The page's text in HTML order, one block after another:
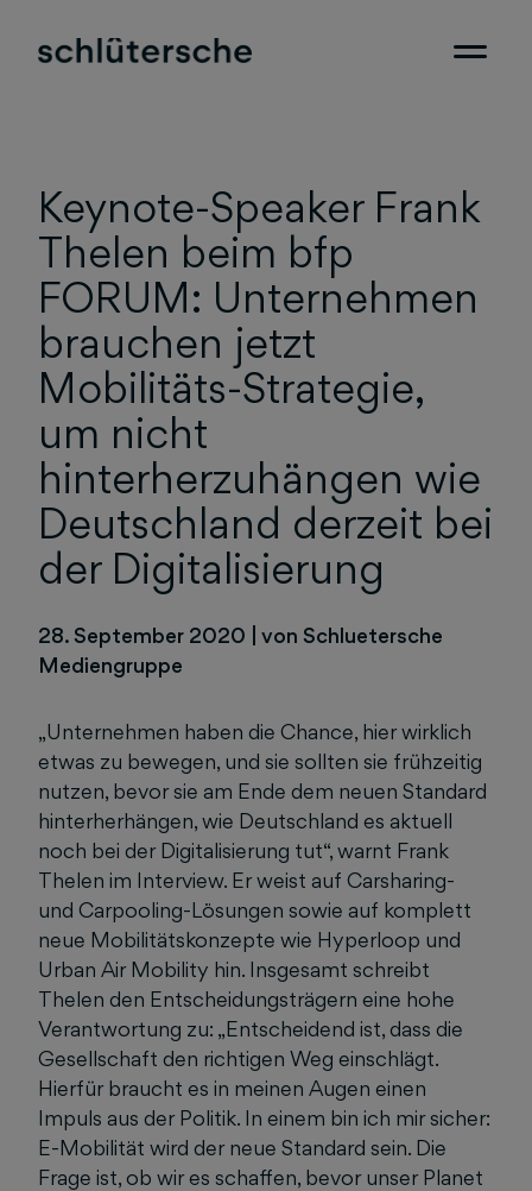
Keynote-Speaker Frank
Thelen beim bfp
FORUM: Unternehmen
brauchen jetzt
Mobilitäts-Strategie,
um nicht
hinterherzuhängen wie
Deutschland derzeit bei
der Digitalisierung
28. September 2020
von Schluetersche
Mediengruppe
„Unternehmen haben die Chance, hier wirklich
etwas zu bewegen, und sie sollten sie frühzeitig
nutzen, bevor sie am Ende dem neuen Standard
hinterherhängen, wie Deutschland es aktuell
noch bei der Digitalisierung tut“, warnt Frank
Thelen im Interview. Er weist auf Carsharing-
und Carpooling-Lösungen sowie auf komplett
neue Mobilitätskonzepte wie Hyperloop und
Urban Air Mobility hin. Insgesamt schreibt
Thelen den Entscheidungsträgern eine hohe
Verantwortung zu: „Entscheidend ist, dass die
Gesellschaft den richtigen Weg einschlägt.
Hierfür braucht es in meinen Augen einen
Impuls aus der Politik. In einem bin ich mir sicher:
E-Mobilität wird der neue Standard sein. Die
Frage ist, ob wir es schaffen, bevor unser Planet